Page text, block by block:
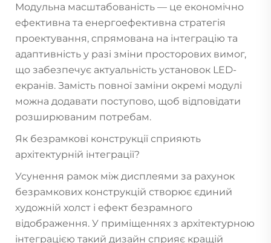
Модульна масштабованість — це економічно
ефективна та енергоефективна стратегія
проектування, спрямована на інтеграцію та
адаптивність у разі зміни просторових вимог,
що забезпечує актуальність установок LED-
екранів. Замість повної заміни окремі модулі
можна додавати поступово, щоб відповідати
розширюваним потребам.
Як безрамкові конструкції сприяють
архітектурній інтеграції?
Усунення рамок між дисплеями за рахунок
безрамкових конструкцій створює єдиний
художній холст і ефект безрамного
відображення. У приміщеннях з архітектурною
інтеграцією такий дизайн сприяє кращій